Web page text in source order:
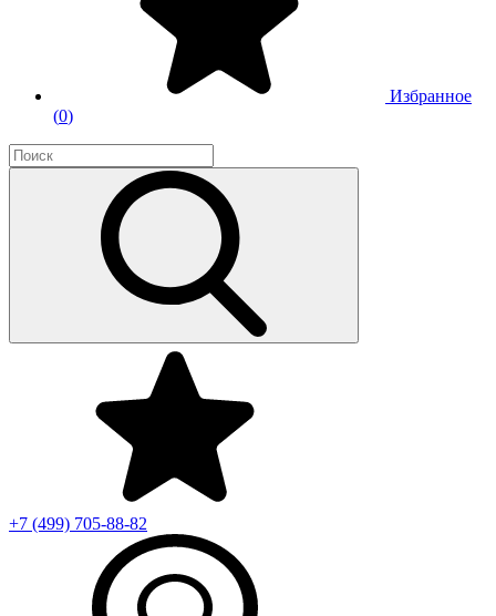
Избранное
(0)
+7 (499) 705-88-82